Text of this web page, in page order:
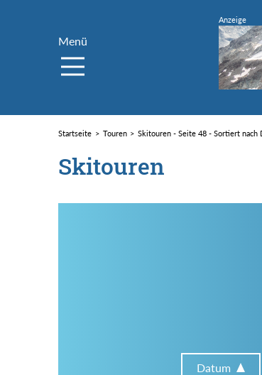
Menü
Startseite Touren Skitouren - Seite 48 - Sortiert nach
Skitouren
Datum